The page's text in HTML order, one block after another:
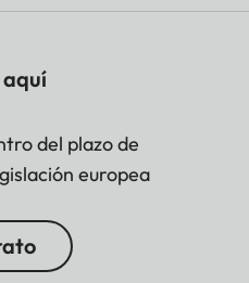
del plazo de
europea